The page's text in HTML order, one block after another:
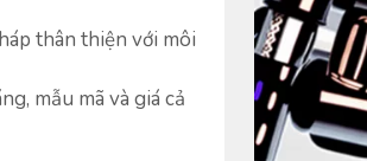
thân thiện với môi
mẫu mã và giá cả